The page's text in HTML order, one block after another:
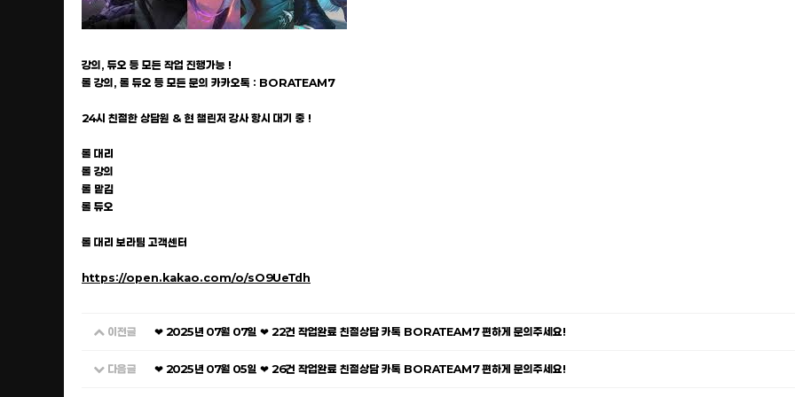
강의, 듀오 등 모든 작업 진행가능 !
롤 강의, 롤 듀오 등 모든 문의 카카오톡 : BORATEAM7
24시 친절한 상담원 & 현 챌린저 강사 항시 대기 중 !
롤 대리
롤 강의
롤 맡김
롤 듀오
롤 대리 보라팀 고객센터
https://open.kakao.com/o/sO9UeTdh
이전글 ❤ 2025년 07월 07일 ❤ 22건 작업완료 친절상담 카톡 BORATEAM7 편하게 문의주세요!
다음글 ❤ 2025년 07월 05일 ❤ 26건 작업완료 친절상담 카톡 BORATEAM7 편하게 문의주세요!